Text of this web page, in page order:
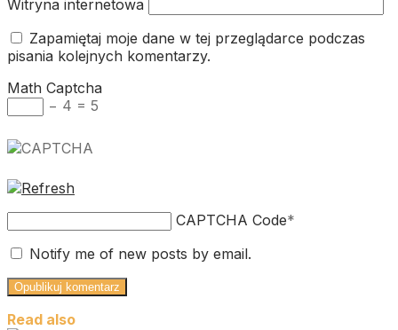
Witryna internetowa
Zapamiętaj moje dane w tej przeglądarce podczas
pisania kolejnych komentarzy.
Math Captcha
− 4 = 5
CAPTCHA Code*
Notify me of new posts by email.
Read also